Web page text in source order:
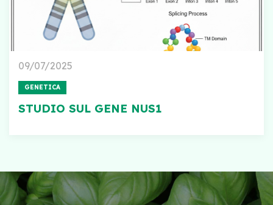
09/07/2025
GENETICA
STUDIO SUL GENE NUS1